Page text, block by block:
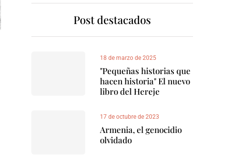
Post destacados
18 de marzo de 2025
"Pequeñas historias que
hacen historia" El nuevo
libro del Hereje
17 de octubre de 2023
Armenia, el genocidio
olvidado